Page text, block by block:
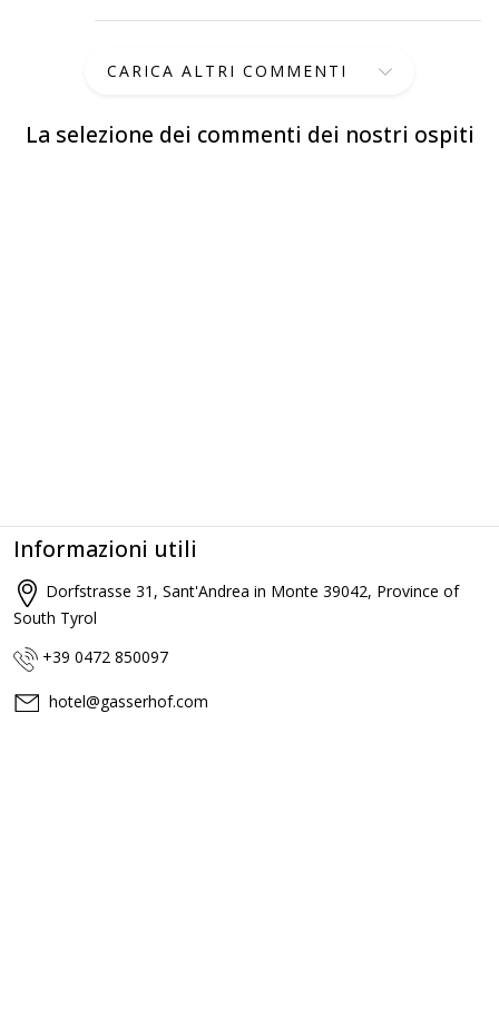
La selezione dei commenti dei nostri ospiti
CARICA ALTRI COMMENTI
Informazioni utili
Dorfstrasse 31, Sant'Andrea in Monte 39042, Province of
South Tyrol
+39 0472 850097
hotel@gasserhof.com